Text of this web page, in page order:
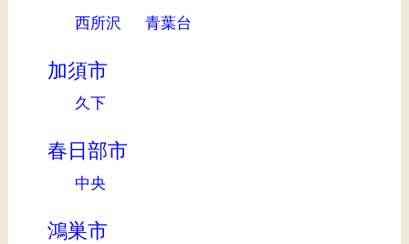
西所沢
青葉台
加須市
久下
春日部市
中央
鴻巣市